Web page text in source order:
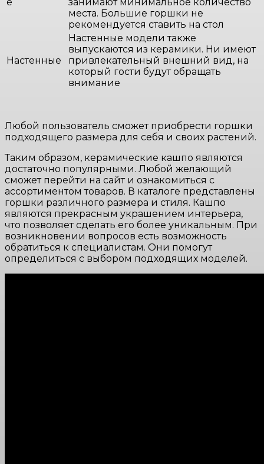
е
занимают минимальное количество
места. Большие горшки не
рекомендуется ставить на стол
Настенные
Настенные модели также
выпускаются из керамики. Ни имеют
привлекательный внешний вид, на
который гости будут обращать
внимание
Любой пользователь сможет приобрести горшки
подходящего размера для себя и своих растений.
Таким образом, керамические кашпо являются
достаточно популярными. Любой желающий
сможет перейти на сайт и ознакомиться с
ассортиментом товаров. В каталоге представлены
горшки различного размера и стиля. Кашпо
являются прекрасным украшением интерьера,
что позволяет сделать его более уникальным. При
возникновении вопросов есть возможность
обратиться к специалистам. Они помогут
определиться с выбором подходящих моделей.